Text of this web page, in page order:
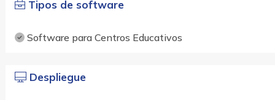
Tipos de software
Software para Centros Educativos
Despliegue